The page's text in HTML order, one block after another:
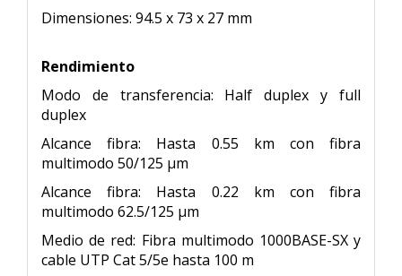
Dimensiones: 94.5 x 73 x 27 mm
Rendimiento
Modo de transferencia: Half duplex y full
duplex
Alcance fibra: Hasta 0.55 km con fibra
multimodo 50/125 µm
Alcance fibra: Hasta 0.22 km con fibra
multimodo 62.5/125 µm
Medio de red: Fibra multimodo 1000BASE-SX y
cable UTP Cat 5/5e hasta 100 m